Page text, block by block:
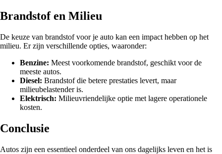
Brandstof en Milieu
De keuze van brandstof voor je auto kan een impact hebben op het
milieu. Er zijn verschillende opties, waaronder:
Benzine: Meest voorkomende brandstof, geschikt voor de
meeste autos.
Diesel: Brandstof die betere prestaties levert, maar
milieubelastender is.
Elektrisch: Milieuvriendelijke optie met lagere operationele
kosten.
Conclusie
Autos zijn een essentieel onderdeel van ons dagelijks leven en het is